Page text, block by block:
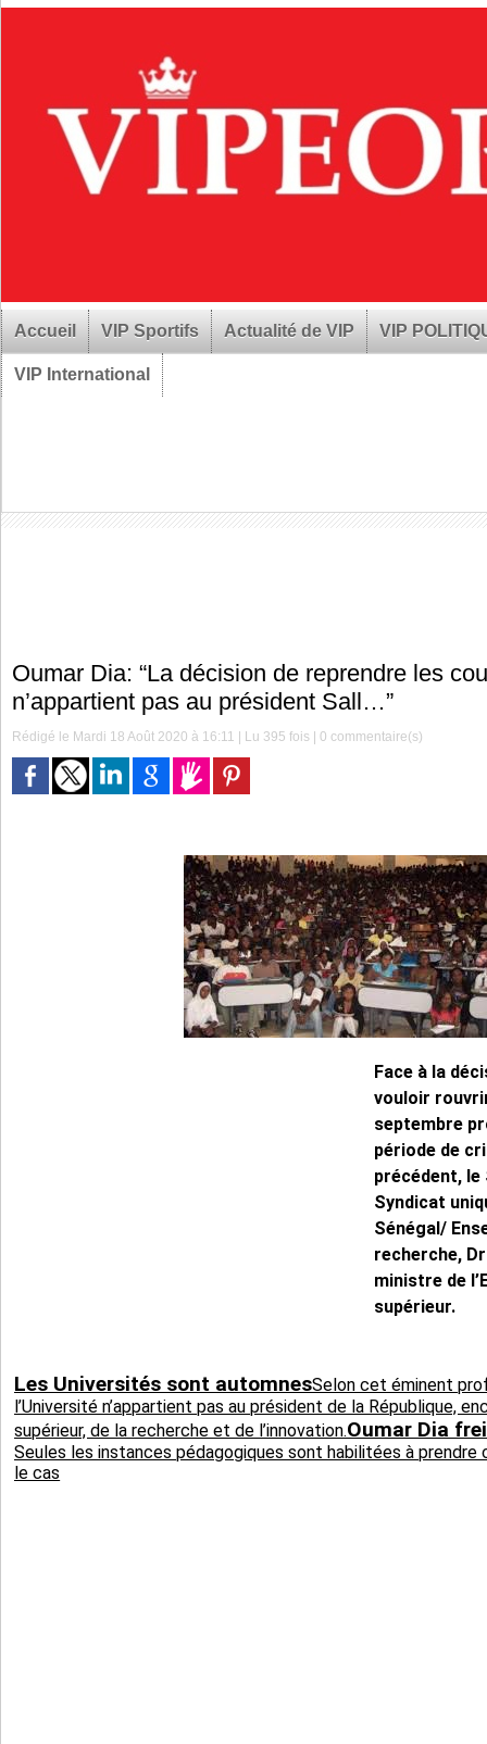
Accueil VIP Sportifs Actualité de VIP VIP
VIP International
Oumar Dia: “La décision de reprendre les
n’appartient pas au président Sall…”
Rédigé le Mardi 18 Août 2020 à 16:11 | Lu 395 fois |0 commentaire(s)
Face à la
vouloir
septembre
période de
précédent,
Syndicat
Sénégal/
recherche,
ministre de
supérieur.
Les Universités sont automnesSelon cet éminent
l’Université n’appartient pas au président de la République,
supérieur, de la recherche et de l’innovation.Oumar Dia
Seules les instances pédagogiques sont habilitées à prendre
le cas